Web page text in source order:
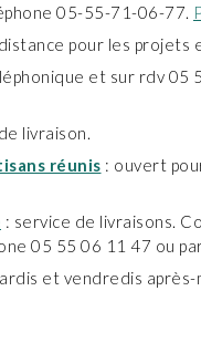
05-55-71-06-77.
pour les projets
et sur rdv 05
livraison.
réunis : ouvert
: service de livraisons.
05 55 06 11 47 ou
et vendredis